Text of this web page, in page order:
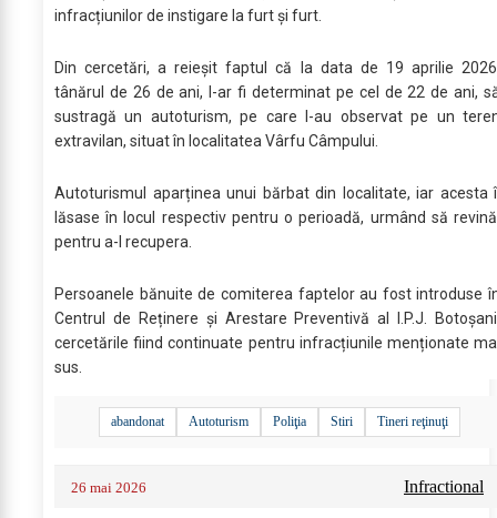
infracțiunilor de instigare la furt și furt.
Din cercetări, a reieșit faptul că la data de 19 aprilie
tânărul de 26 de ani, l-ar fi determinat pe cel de 22 de ani,
sustragă un autoturism, pe care l-au observat pe un
extravilan, situat în localitatea Vârfu Câmpului.
Autoturismul aparținea unui bărbat din localitate, iar acesta
lăsase în locul respectiv pentru o perioadă, urmând să
pentru a-l recupera.
Persoanele bănuite de comiterea faptelor au fost introduse
Centrul de Reținere și Arestare Preventivă al I.P.J.
cercetările fiind continuate pentru infracțiunile menționate
sus.
abandonat Autoturism Poliţia Stiri Tineri reţinuţi
26 mai 2026 Infractional